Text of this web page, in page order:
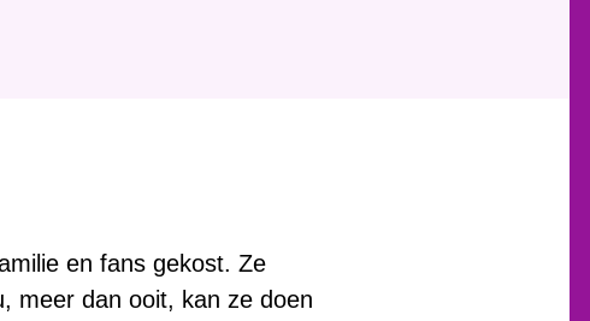
en fans gekost. Ze
meer dan ooit, kan ze doen